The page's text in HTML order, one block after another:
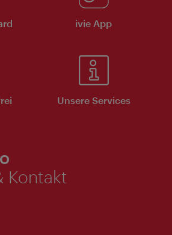
ivie App
Unsere Services
Kontakt